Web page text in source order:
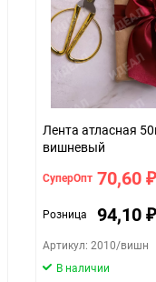
Лента атласная
вишневый
СуперОпт 70,60 ₽
Розница 94,10 ₽
Артикул: 2010/вишн
В наличии